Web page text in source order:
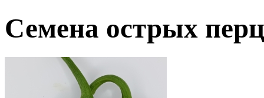
Семена острых